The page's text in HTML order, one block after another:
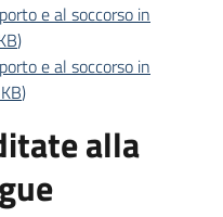
e al soccorso in
)
e al soccorso in
)
alla